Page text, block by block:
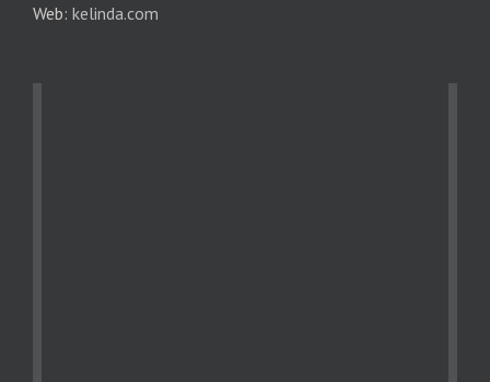
Web: kelinda.com